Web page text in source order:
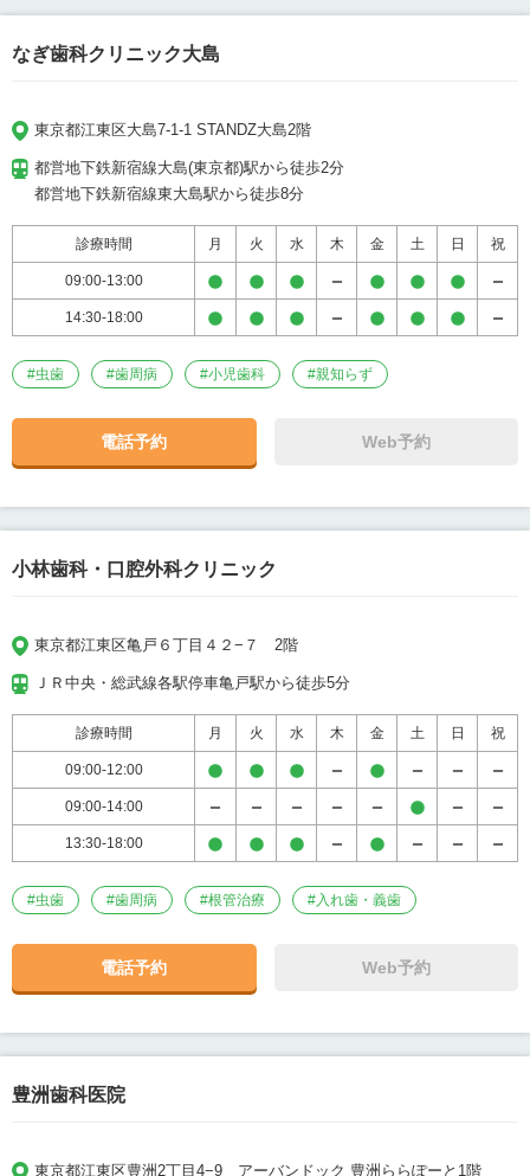
ています。 一方、どのように変化しても決して
変わってはいけないものがあります。それは
「心」です。医療とは単なる学問や技術ばかり
わゆる「心」の繋がりがあればこそ、十分な医
は、患者様をただ治療するばかりではなく、治
療を通して体も心もより良くなることを最終目
的としています。 この方針を見失うことなく、
健康づくりの様々な提案を通して、さらなる貢
献をしてまいりたいと考えております。
なぎ歯科クリニック大島
東京都江東区大島7-1-1 STANDZ大島2階
都営地下鉄新宿線大島(東京都)駅から徒歩2分
都営地下鉄新宿線東大島駅から徒歩8分
診療時間 月 火 水 木 金 土 日 祝
09:00-13:00
14:30-18:00
#虫歯 #歯周病 #小児歯科 #親知らず
電話予約 Web予約
小林歯科・口腔外科クリニック
東京都江東区亀戸６丁目４２−７　2階
ＪＲ中央・総武線各駅停車亀戸駅から徒歩5分
診療時間 月 火 水 木 金 土 日 祝
09:00-12:00
09:00-14:00
13:30-18:00
#虫歯 #歯周病 #根管治療 #入れ歯・義歯
電話予約 Web予約
豊洲歯科医院
東京都江東区豊洲2丁目4−9　アーバンドック 豊洲ららぽーと1階